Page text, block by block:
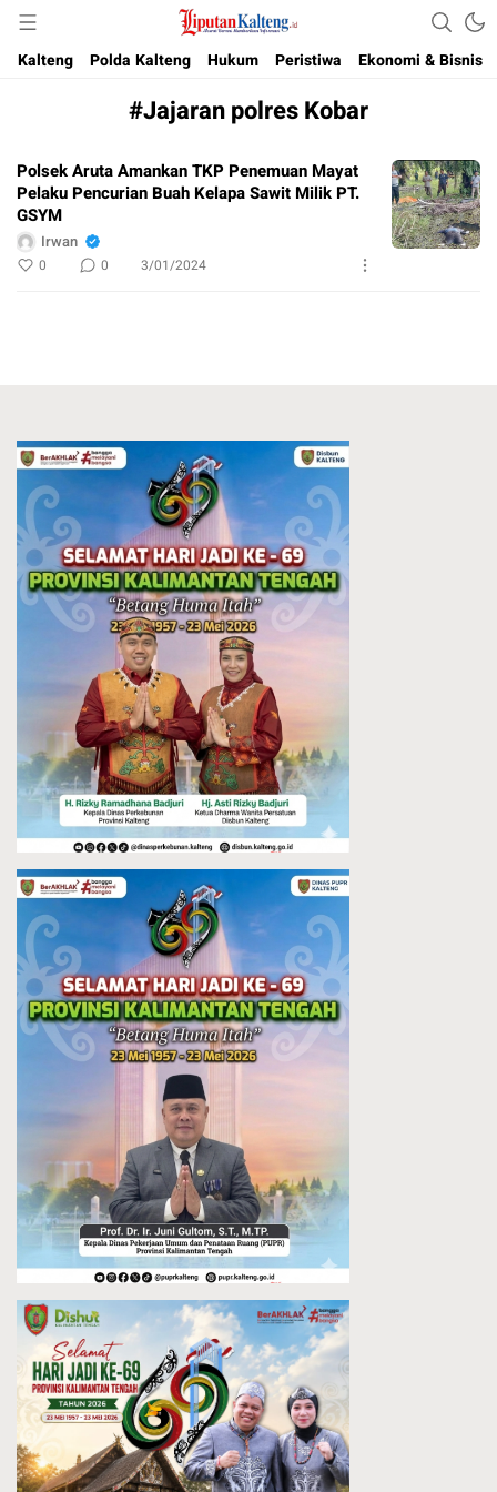
Liputan Kalteng
Akurat, Terpercaya & Independent
Kalteng
Polda Kalteng Hukum Peristiwa Ekonomi & Bisnis
#Jajaran polres Kobar
Polsek Aruta Amankan TKP Penemuan Mayat
Pelaku Pencurian Buah Kelapa Sawit Milik PT.
GSYM
Irwan
0 0 3/01/2024